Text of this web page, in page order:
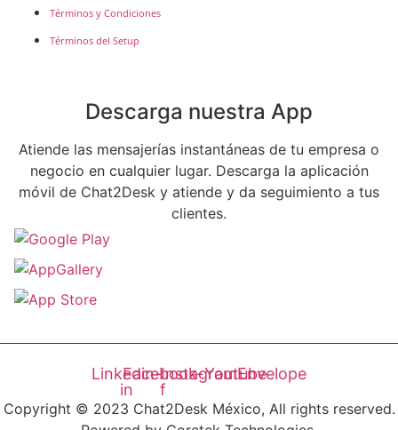
Términos y Condiciones
Términos del Setup
Descarga nuestra App
Atiende las mensajerías instantáneas de tu empresa o
negocio en cualquier lugar. Descarga la aplicación
móvil de Chat2Desk y atiende y da seguimiento a tus
clientes.
Linkedin-
in
Facebook-
f
InstagramYoutubeEnvelope
Copyright © 2023 Chat2Desk México, All rights reserved.